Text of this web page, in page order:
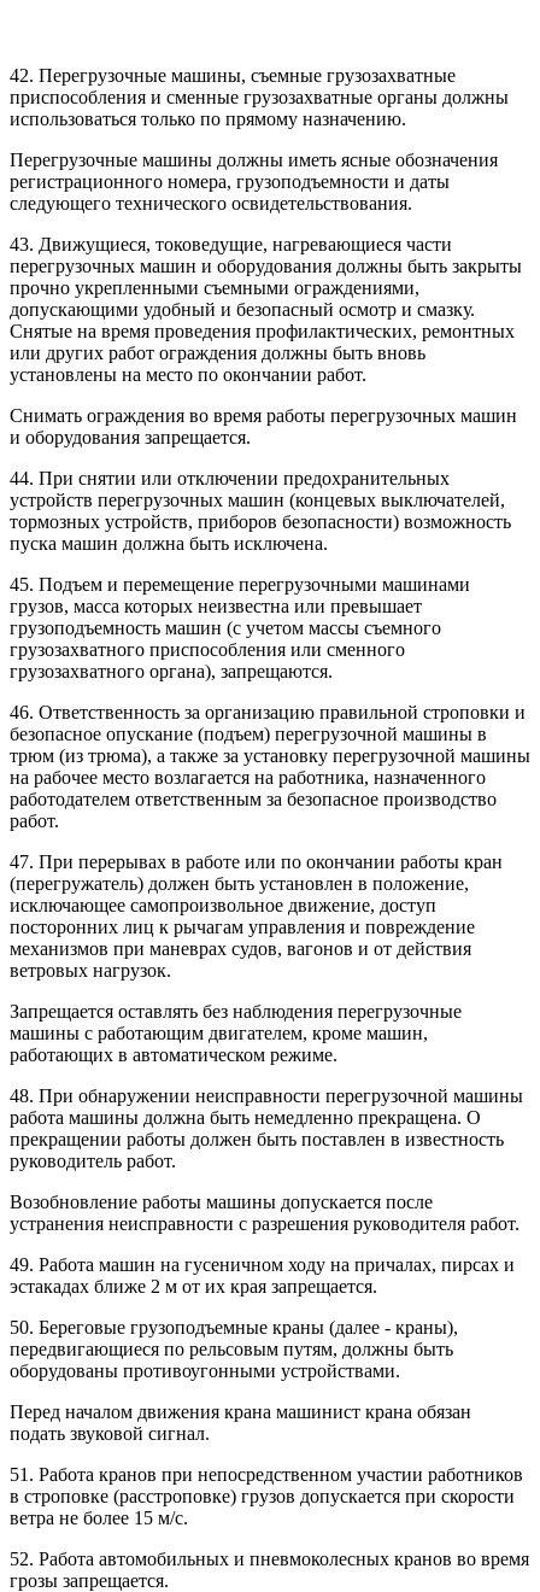
42. Перегрузочные машины, съемные грузозахватные
приспособления и сменные грузозахватные органы должны
использоваться только по прямому назначению.
Перегрузочные машины должны иметь ясные обозначения
регистрационного номера, грузоподъемности и даты
следующего технического освидетельствования.
43. Движущиеся, токоведущие, нагревающиеся части
перегрузочных машин и оборудования должны быть закрыты
прочно укрепленными съемными ограждениями,
допускающими удобный и безопасный осмотр и смазку.
Снятые на время проведения профилактических, ремонтных
или других работ ограждения должны быть вновь
установлены на место по окончании работ.
Снимать ограждения во время работы перегрузочных машин
и оборудования запрещается.
44. При снятии или отключении предохранительных
устройств перегрузочных машин (концевых выключателей,
тормозных устройств, приборов безопасности) возможность
пуска машин должна быть исключена.
45. Подъем и перемещение перегрузочными машинами
грузов, масса которых неизвестна или превышает
грузоподъемность машин (с учетом массы съемного
грузозахватного приспособления или сменного
грузозахватного органа), запрещаются.
46. Ответственность за организацию правильной строповки и
безопасное опускание (подъем) перегрузочной машины в
трюм (из трюма), а также за установку перегрузочной машины
на рабочее место возлагается на работника, назначенного
работодателем ответственным за безопасное производство
работ.
47. При перерывах в работе или по окончании работы кран
(перегружатель) должен быть установлен в положение,
исключающее самопроизвольное движение, доступ
посторонних лиц к рычагам управления и повреждение
механизмов при маневрах судов, вагонов и от действия
ветровых нагрузок.
Запрещается оставлять без наблюдения перегрузочные
машины с работающим двигателем, кроме машин,
работающих в автоматическом режиме.
48. При обнаружении неисправности перегрузочной машины
работа машины должна быть немедленно прекращена. О
прекращении работы должен быть поставлен в известность
руководитель работ.
Возобновление работы машины допускается после
устранения неисправности с разрешения руководителя работ.
49. Работа машин на гусеничном ходу на причалах, пирсах и
эстакадах ближе 2 м от их края запрещается.
50. Береговые грузоподъемные краны (далее - краны),
передвигающиеся по рельсовым путям, должны быть
оборудованы противоугонными устройствами.
Перед началом движения крана машинист крана обязан
подать звуковой сигнал.
51. Работа кранов при непосредственном участии работников
в строповке (расстроповке) грузов допускается при скорости
ветра не более 15 м/с.
52. Работа автомобильных и пневмоколесных кранов во время
грозы запрещается.